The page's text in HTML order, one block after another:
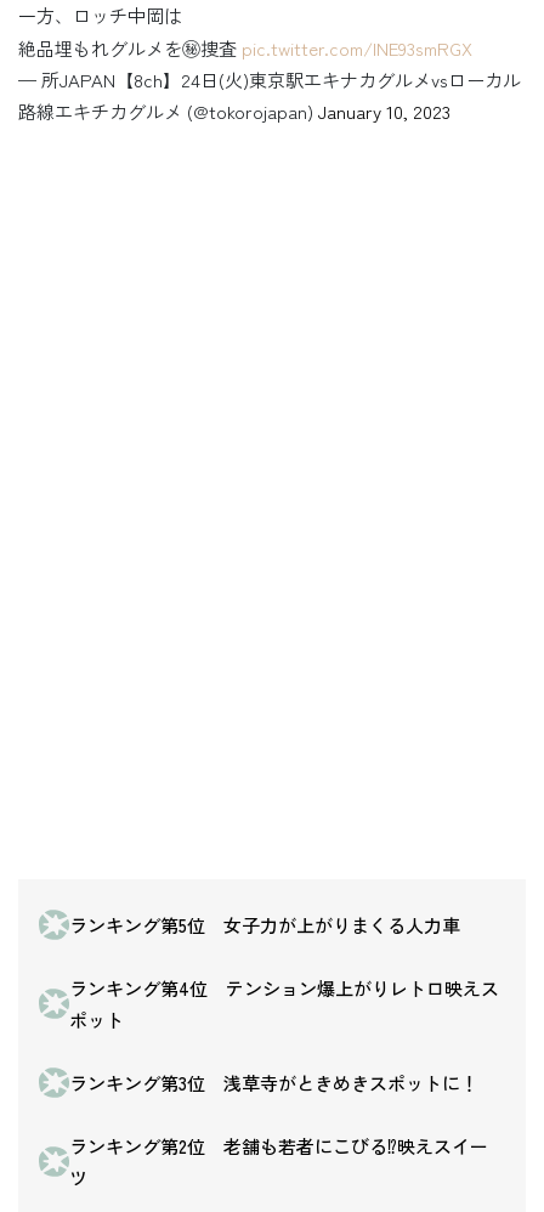
一方、ロッチ中岡は
絶品埋もれグルメを㊙️捜査 pic.twitter.com/lNE93smRGX
— 所JAPAN【8ch】24日(火)東京駅エキナカグルメvsローカル
路線エキチカグルメ (@tokorojapan) January 10, 2023
ランキング第5位 女子力が上がりまくる人力車
ランキング第4位 テンション爆上がりレトロ映えス
ポット
ランキング第3位 浅草寺がときめきスポットに！
ランキング第2位 老舗も若者にこびる⁉映えスイー
ツ